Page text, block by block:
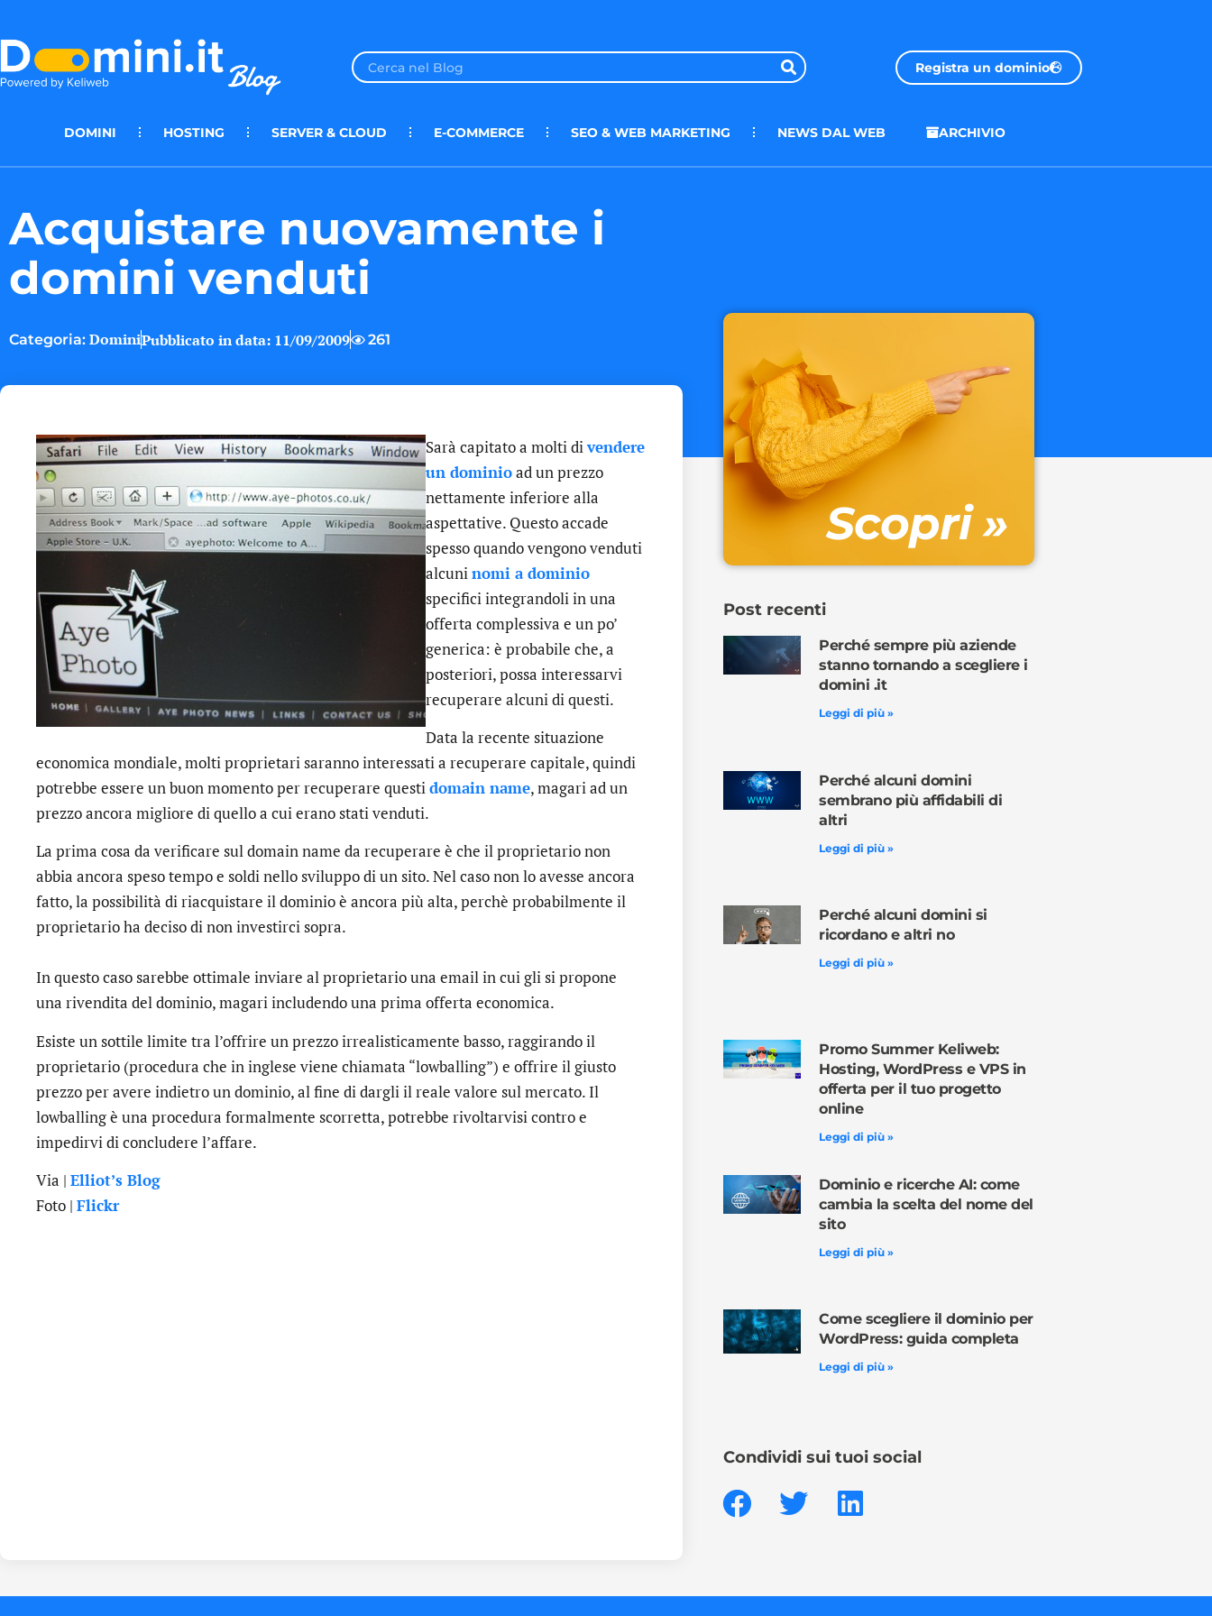
Registra un dominio
DOMINI HOSTING SERVER & CLOUD E-COMMERCE SEO & WEB MARKETING NEWS DAL WEB ARCHIVIO
Acquistare nuovamente i
domini venduti
Categoria: DominiPubblicato in data: 11/09/2009 261
Sarà capitato a molti divendere
un dominioad un prezzo
nettamente inferiore alla
aspettative. Questo accade
spesso quando vengono venduti
alcuni nomi a dominio
specifici integrandoli in una
offerta complessiva e un po’
generica: è probabile che, a
posteriori, possa interessarvi
recuperare alcuni di questi.
Data la recente situazione
economica mondiale, molti proprietari saranno interessati a recuperare capitale, quindi
potrebbe essere un buon momento per recuperare questidomain name, magari ad un
prezzo ancora migliore di quello a cui erano stati venduti.
La prima cosa da verificare sul domain name da recuperare è che il proprietario non
abbia ancora speso tempo e soldi nello sviluppo di un sito. Nel caso non lo avesse ancora
fatto, la possibilità di riacquistare il dominio è ancora più alta, perchè probabilmente il
proprietario ha deciso di non investirci sopra.
In questo caso sarebbe ottimale inviare al proprietario una email in cui gli si propone
una rivendita del dominio, magari includendo una prima offerta economica.
Esiste un sottile limite tra l’offrire un prezzo irrealisticamente basso, raggirando il
proprietario (procedura che in inglese viene chiamata “lowballing”) e offrire il giusto
prezzo per avere indietro un dominio, al fine di dargli il reale valore sul mercato. Il
lowballing è una procedura formalmente scorretta, potrebbe rivoltarvisi contro e
impedirvi di concludere l’affare.
Via | Elliot’s Blog
Foto | Flickr
Scopri »
Post recenti
Perché sempre più aziende
stanno tornando a scegliere i
domini .it
Leggi di più »
Perché alcuni domini
sembrano più affidabili di
altri
Leggi di più »
Perché alcuni domini si
ricordano e altri no
Leggi di più »
Promo Summer Keliweb:
Hosting, WordPress e VPS in
offerta per il tuo progetto
online
Leggi di più »
Dominio e ricerche AI: come
cambia la scelta del nome del
sito
Leggi di più »
Come scegliere il dominio per
WordPress: guida completa
Leggi di più »
Condividi sui tuoi social